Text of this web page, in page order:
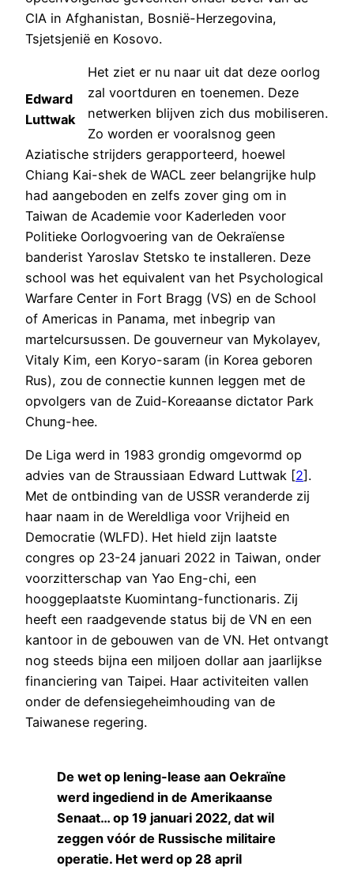
CIA in Afghanistan, Bosnië-Herzegovina,
Tsjetsjenië en Kosovo.
Edward
Luttwak
Het ziet er nu naar uit dat deze oorlog
zal voortduren en toenemen. Deze
netwerken blijven zich dus mobiliseren.
Zo worden er vooralsnog geen
Aziatische strijders gerapporteerd, hoewel
Chiang Kai-shek de WACL zeer belangrijke hulp
had aangeboden en zelfs zover ging om in
Taiwan de Academie voor Kaderleden voor
Politieke Oorlogvoering van de Oekraïense
banderist Yaroslav Stetsko te installeren. Deze
school was het equivalent van het Psychological
Warfare Center in Fort Bragg (VS) en de School
of Americas in Panama, met inbegrip van
martelcursussen. De gouverneur van Mykolayev,
Vitaly Kim, een Koryo-saram (in Korea geboren
Rus), zou de connectie kunnen leggen met de
opvolgers van de Zuid-Koreaanse dictator Park
Chung-hee.
De Liga werd in 1983 grondig omgevormd op
advies van de Straussiaan Edward Luttwak [2].
Met de ontbinding van de USSR veranderde zij
haar naam in de Wereldliga voor Vrijheid en
Democratie (WLFD). Het hield zijn laatste
congres op 23-24 januari 2022 in Taiwan, onder
voorzitterschap van Yao Eng-chi, een
hooggeplaatste Kuomintang-functionaris. Zij
heeft een raadgevende status bij de VN en een
kantoor in de gebouwen van de VN. Het ontvangt
nog steeds bijna een miljoen dollar aan jaarlijkse
financiering van Taipei. Haar activiteiten vallen
onder de defensiegeheimhouding van de
Taiwanese regering.
De wet op lening-lease aan Oekraïne
werd ingediend in de Amerikaanse
Senaat… op 19 januari 2022, dat wil
zeggen vóór de Russische militaire
operatie. Het werd op 28 april